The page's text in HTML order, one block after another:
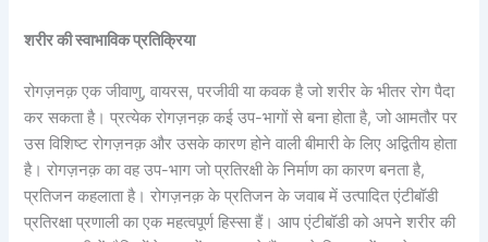
शरीर की स्वाभाविक प्रतिक्रिया
रोगज़नक़ एक जीवाणु, वायरस, परजीवी या कवक है जो शरीर के भीतर रोग पैदा
कर सकता है। प्रत्येक रोगज़नक़ कई उप-भागों से बना होता है, जो आमतौर पर
उस विशिष्ट रोगज़नक़ और उसके कारण होने वाली बीमारी के लिए अद्वितीय होता
है। रोगज़नक़ का वह उप-भाग जो प्रतिरक्षी के निर्माण का कारण बनता है,
प्रतिजन कहलाता है। रोगज़नक़ के प्रतिजन के जवाब में उत्पादित एंटीबॉडी
प्रतिरक्षा प्रणाली का एक महत्वपूर्ण हिस्सा हैं। आप एंटीबॉडी को अपने शरीर की